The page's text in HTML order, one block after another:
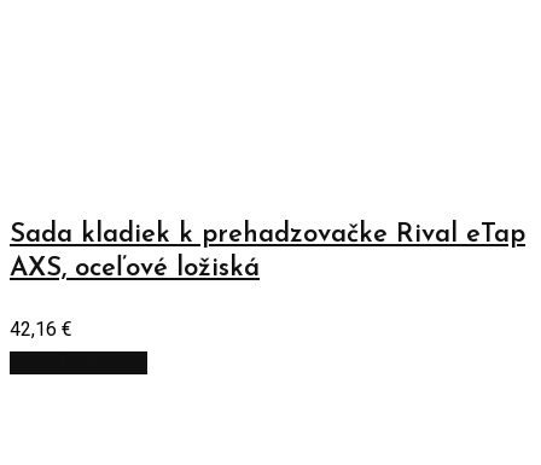
Sada kladiek k prehadzovačke Rival eTap
AXS, oceľové ložiská
42,16 €